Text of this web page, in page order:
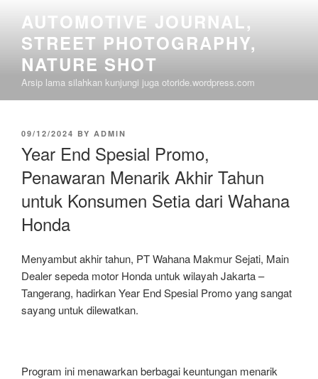
content
AUTOMOTIVE JOURNAL,
STREET PHOTOGRAPHY,
NATURE SHOT
Arsip lama silahkan kunjungi juga otoride.wordpress.com
POSTED
09/12/2024 BY ADMIN
Year End Spesial Promo,
Penawaran Menarik Akhir Tahun
untuk Konsumen Setia dari Wahana
Honda
Menyambut akhir tahun, PT Wahana Makmur Sejati, Main
Dealer sepeda motor Honda untuk wilayah Jakarta –
Tangerang, hadirkan Year End Spesial Promo yang sangat
sayang untuk dilewatkan.
Program ini menawarkan berbagai keuntungan menarik